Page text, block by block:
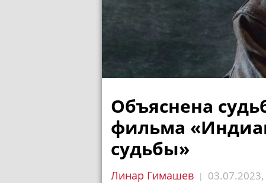
Объяснена
фильма
судьбы»
Линар Гимашев | 03.07.2023,